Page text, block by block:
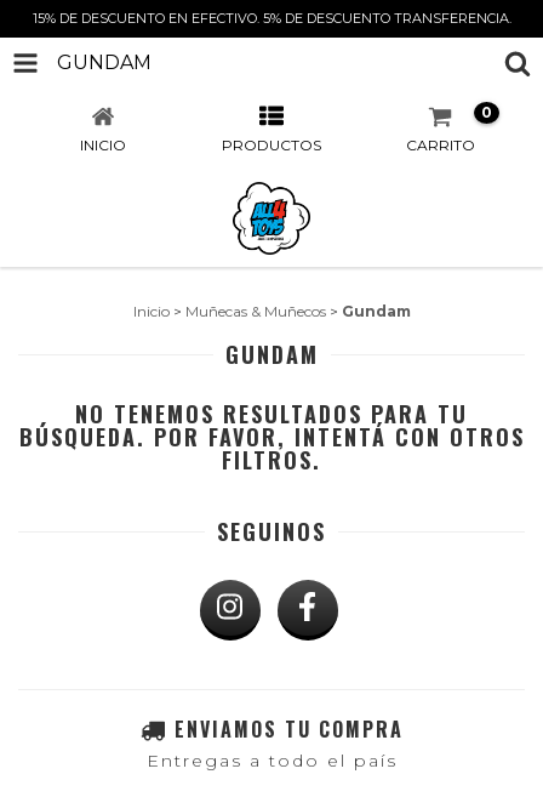
15% DE DESCUENTO EN EFECTIVO. 5% DE DESCUENTO TRANSFERENCIA.
GUNDAM
INICIO PRODUCTOS CARRITO
0
Inicio > Muñecas & Muñecos > Gundam
GUNDAM
NO TENEMOS RESULTADOS PARA TU
BÚSQUEDA. POR FAVOR, INTENTÁ CON OTROS
FILTROS.
SEGUINOS
ENVIAMOS TU COMPRA
Entregas a todo el país